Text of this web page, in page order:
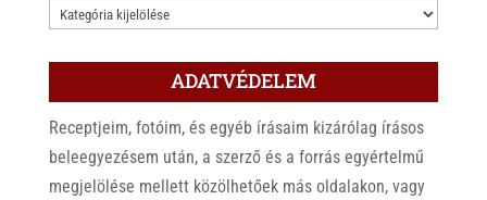
KATEGÓRIÁK
ADATVÉDELEM
Receptjeim, fotóim, és egyéb írásaim kizárólag írásos
beleegyezésem után, a szerző és a forrás egyértelmű
megjelölése mellett közölhetőek más oldalakon, vagy